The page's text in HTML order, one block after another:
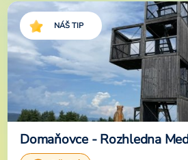
NÁŠ TIP
Domaňovce - Rozhledna